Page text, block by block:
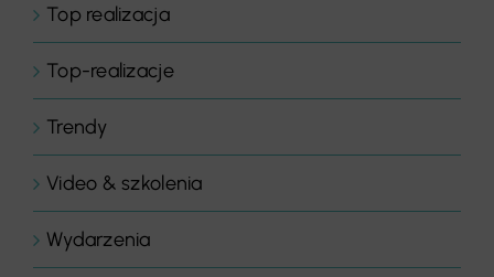
Top realizacja
Top-realizacje
Trendy
Video & szkolenia
Wydarzenia